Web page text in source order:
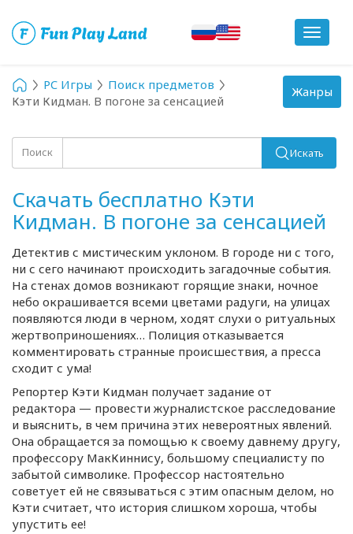
Toggle
PC Игры
Поиск предметов
Кэти Кидман. В погоне за сенсацией
Поиск Искать
Скачать бесплатно Кэти
Кидман. В погоне за сенсацией
Детектив с мистическим уклоном. В городе ни с того,
ни с сего начинают происходить загадочные события.
На стенах домов возникают горящие знаки, ночное
небо окрашивается всеми цветами радуги, на улицах
появляются люди в черном, ходят слухи о ритуальных
жертвоприношениях… Полиция отказывается
комментировать странные происшествия, а пресса
сходит с ума!
Репортер Кэти Кидман получает задание от
редактора — провести журналистское расследование
и выяснить, в чем причина этих невероятных явлений.
Она обращается за помощью к своему давнему другу,
профессору МакКиннису, большому специалисту по
забытой символике. Профессор настоятельно
советует ей не связываться с этим опасным делом, но
Кэти считает, что история слишком хороша, чтобы
упустить ее!
Toggle
navigation
Жанры